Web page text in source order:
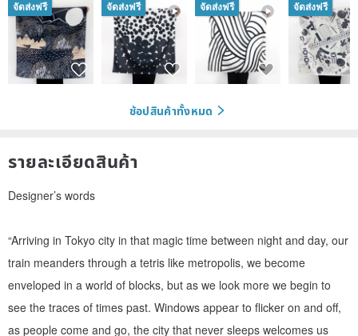
จัดส่งฟรี จัดส่งฟรี จัดส่งฟรี จัดส่งฟรี
ช้อปสินค้าทั้งหมด
รายละเอียดสินค้า
Designer’s words
“Arriving in Tokyo city in that magic time between night and day, our
train meanders through a tetris like metropolis, we become
enveloped in a world of blocks, but as we look more we begin to
see the traces of times past. Windows appear to flicker on and off,
as people come and go, the city that never sleeps welcomes us